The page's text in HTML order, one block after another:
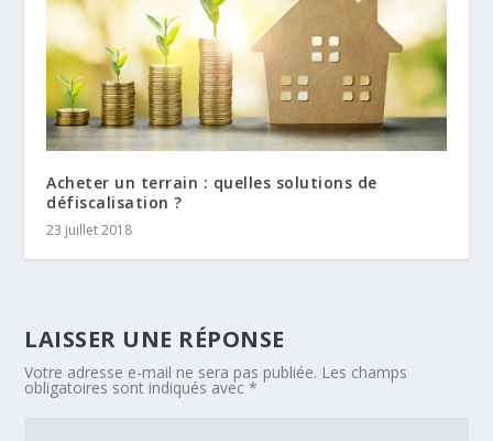
Acheter un terrain : quelles solutions de
défiscalisation ?
23 juillet 2018
LAISSER UNE RÉPONSE
Votre adresse e-mail ne sera pas publiée. Les champs
obligatoires sont indiqués avec*